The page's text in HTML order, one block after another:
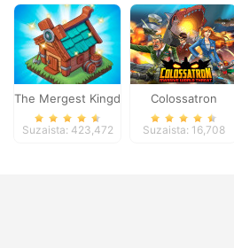
The Mergest Kingdom
Suzaista: 423,472
Colossatron
Suzaista: 16,708